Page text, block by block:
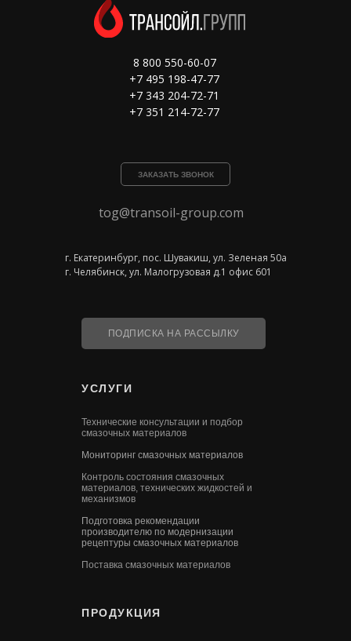
УСЛУГИ
Технические консультации и подбор
смазочных материалов
Мониторинг смазочных материалов
Контроль состояния смазочных
материалов, технических жидкостей и
механизмов
Подготовка рекомендации
производителю по модернизации
рецептуры смазочных материалов
Поставка смазочных материалов
ПРОДУКЦИЯ
ПОДПИСКА НА РАССЫЛКУ
8 800 550-60-07
+7 495 198-47-77
+7 343 204-72-71
+7 351 214-72-77
ЗАКАЗАТЬ ЗВОНОК
tog@transoil-group.com
г. Екатеринбург, пос. Шувакиш, ул. Зеленая 50а
г. Челябинск, ул. Малогрузовая д.1 офис 601